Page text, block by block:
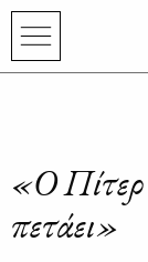
«Ο Πίτερ
πετάει»